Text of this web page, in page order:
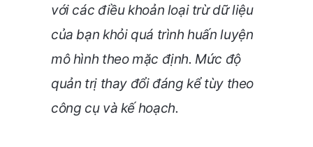
với các điều khoản loại trừ dữ liệu
của bạn khỏi quá trình huấn luyện
mô hình theo mặc định. Mức độ
quản trị thay đổi đáng kể tùy theo
công cụ và kế hoạch.